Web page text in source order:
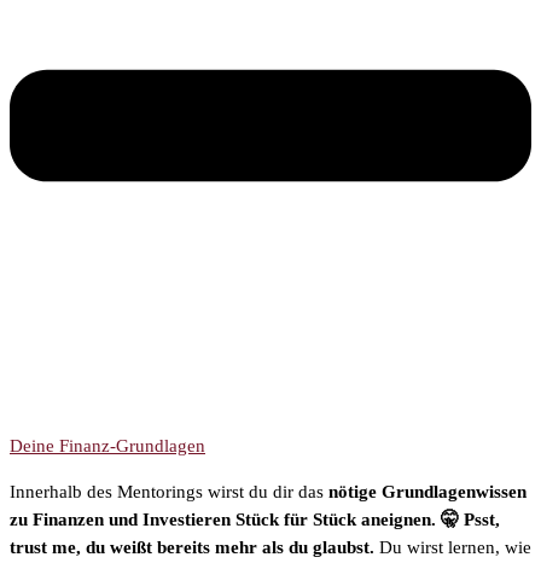
Deine Finanz-Grundlagen
Innerhalb des Mentorings wirst du dir das nötige Grundlagenwissen
zu Finanzen und Investieren Stück für Stück aneignen. 🤫 Psst,
trust me, du weißt bereits mehr als du glaubst. Du wirst lernen, wie